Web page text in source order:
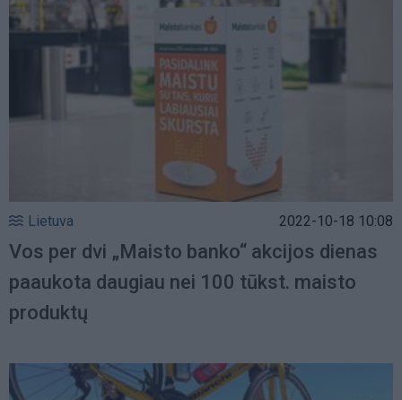
Lietuva 2022-10-18 10:08
Vos per dvi „Maisto banko“ akcijos dienas
paaukota daugiau nei 100 tūkst. maisto
produktų